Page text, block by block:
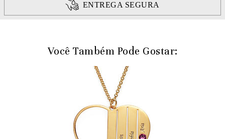
ENTREGA SEGURA
Você Também Pode Gostar: